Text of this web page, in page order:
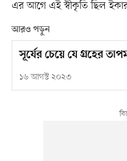
এর আগে এই স্বীকৃতি ছিল
আরও পড়ুন
সূর্যের চেয়ে যে গ্রহের
১৬ আগস্ট ২০২৩